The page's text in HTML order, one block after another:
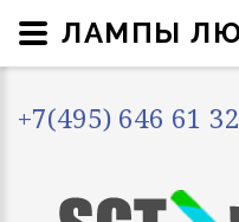
+7(495) 646 61 32